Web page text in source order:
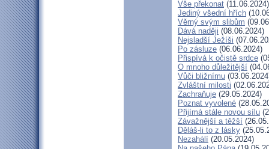
Vše překonat (11.06.2024)
Jediný všední hřích
Věrný svým slibům
Dává naději (08.06.2024)
Nejsladší Ježíši
Po zásluze (06.06.2024)
Přispívá k očistě srdce
O mnoho důležitější
Vůči bližnímu
Zvláštní milosti
Zachraňuje (29.05.2024)
Poznat vyvolené
Přijímá stále novou sílu
Závažnější a těžší
Děláš-li to z lásky
Nezahálí (20.05.2024)